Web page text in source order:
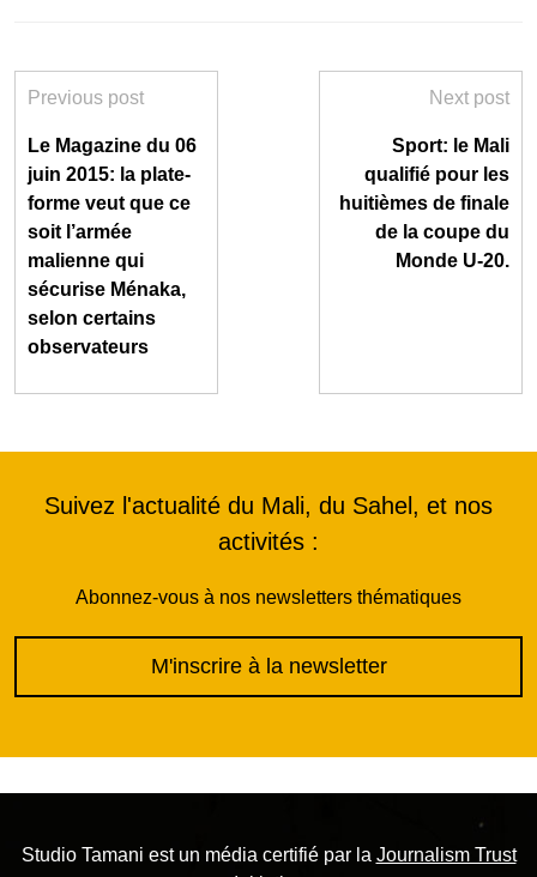
Previous post
Le Magazine du 06
juin 2015: la plate-
forme veut que ce
soit l’armée
malienne qui
sécurise Ménaka,
selon certains
observateurs
Next post
Sport: le Mali
qualifié pour les
huitièmes de finale
de la coupe du
Monde U-20.
Suivez l'actualité du Mali, du Sahel, et nos
activités :
Abonnez-vous à nos newsletters thématiques
M'inscrire à la newsletter
Studio Tamani est un média certifié par la Journalism Trust